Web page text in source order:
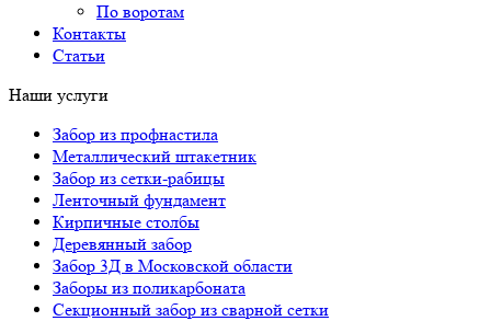
По воротам
Контакты
Статьи
Наши услуги
Забор из профнастила
Металлический штакетник
Забор из сетки-рабицы
Ленточный фундамент
Кирпичные столбы
Деревянный забор
Забор 3Д в Московской области
Заборы из поликарбоната
Секционный забор из сварной сетки